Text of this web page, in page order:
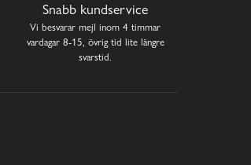
Snabb kundservice
Vi besvarar mejl inom 4 timmar
vardagar 8-15, övrig tid lite längre
svarstid.